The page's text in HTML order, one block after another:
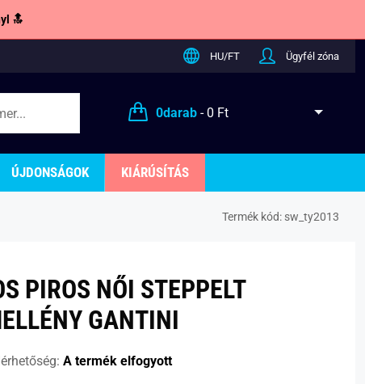
🔝
HU/FT Ügyfél zóna
0darab- 0 Ft
ÚJDONSÁGOK KIÁRÚSÍTÁS
Termék kód: sw_ty2013
PIROS NŐI STEPPELT
GANTINI
A termék elfogyott